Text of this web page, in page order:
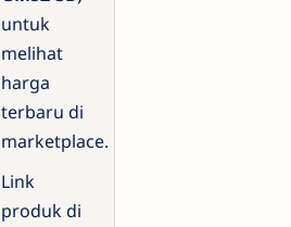
untuk
melihat
harga
terbaru di
marketplace.
Link
produk di